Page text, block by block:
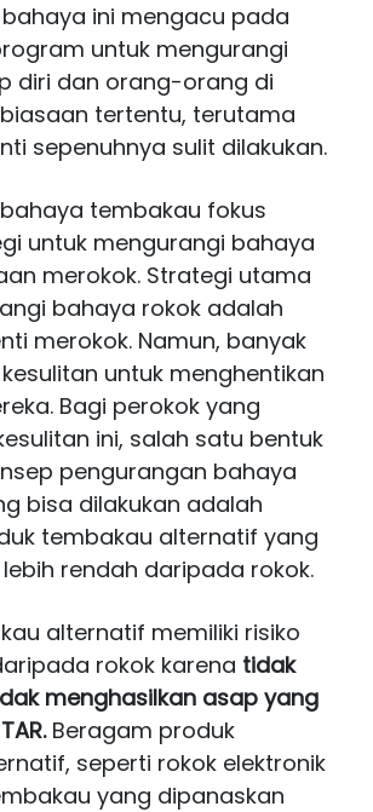
ini mengacu pada
untuk mengurangi
diri dan orang-orang di
tertentu, terutama
sepenuhnya sulit dilakukan.
tembakau fokus
untuk mengurangi bahaya
merokok. Strategi utama
bahaya rokok adalah
merokok. Namun, banyak
untuk menghentikan
Bagi perokok yang
ini, salah satu bentuk
pengurangan bahaya
bisa dilakukan adalah
tembakau alternatif yang
rendah daripada rokok.
alternatif memiliki risiko
rokok karena tidak
menghasilkan asap yang
Beragam produk
seperti rokok elektronik
yang dipanaskan